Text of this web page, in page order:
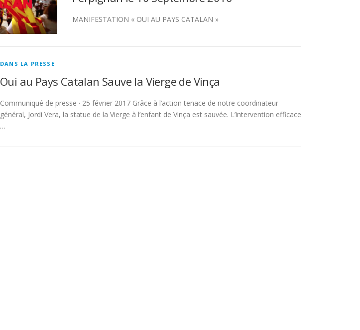
MANIFESTATION « OUI AU PAYS CATALAN »
DANS LA PRESSE
Oui au Pays Catalan Sauve la Vierge de Vinça
Communiqué de presse · 25 février 2017 Grâce à l’action tenace de notre coordinateur
général, Jordi Vera, la statue de la Vierge à l’enfant de Vinça est sauvée. L’intervention efficace
…